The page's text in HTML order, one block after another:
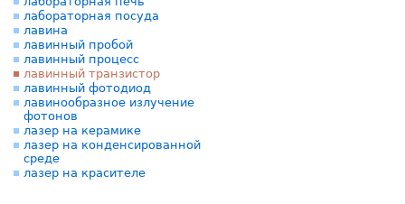
лабораторная посуда
лавина
лавинный пробой
лавинный процесс
лавинный транзистор
лавинный фотодиод
лавинообразное излучение
фотонов
лазер на керамике
лазер на конденсированной
среде
лазер на красителе